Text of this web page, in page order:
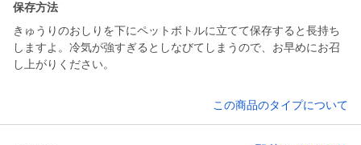
保存方法
きゅうりのおしりを下にペットボトルに立てて保存すると長持ち
しますよ。冷気が強すぎるとしなびてしまうので、お早めにお召
し上がりください。
この商品のタイプについて